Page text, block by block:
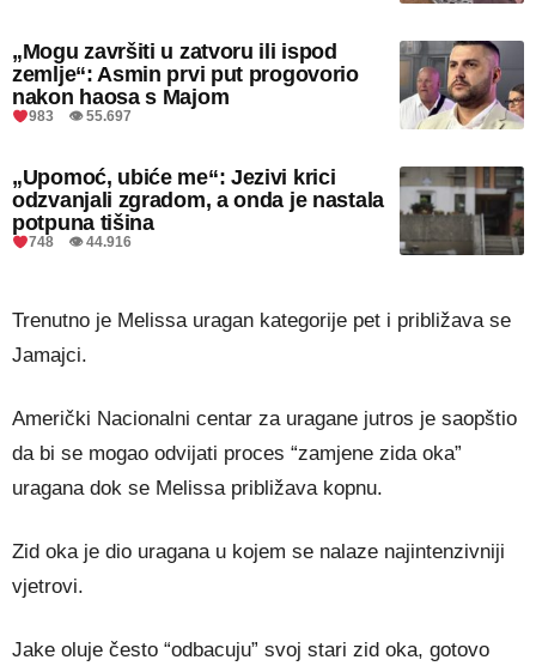
„Mogu završiti u zatvoru ili ispod
zemlje“: Asmin prvi put progovorio
nakon haosa s Majom
983 👁 55.697
„Upomoć, ubiće me“: Jezivi krici
odzvanjali zgradom, a onda je nastala
potpuna tišina
748 👁 44.916
Trenutno je Melissa uragan kategorije pet i približava se
Jamajci.
Američki Nacionalni centar za uragane jutros je saopštio
da bi se mogao odvijati proces “zamjene zida oka”
uragana dok se Melissa približava kopnu.
Zid oka je dio uragana u kojem se nalaze najintenzivniji
vjetrovi.
Jake oluje često “odbacuju” svoj stari zid oka, gotovo